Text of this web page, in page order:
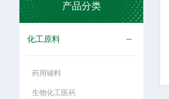
产品分类
化工原料
药用辅料
生物化工医药